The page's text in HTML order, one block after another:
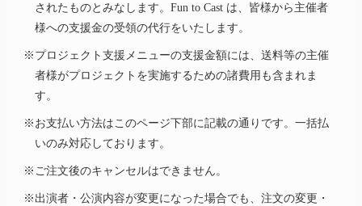
されたものとみなします。Fun to Cast は、皆様から主催者
様への支援金の受領の代行をいたします。
※プロジェクト支援メニューの支援金額には、送料等の主催
者様がプロジェクトを実施するための諸費用も含まれま
す。
※お支払い方法はこのページ下部に記載の通りです。一括払
いのみ対応しております。
※ご注文後のキャンセルはできません。
※出演者・公演内容が変更になった場合でも、注文の変更・